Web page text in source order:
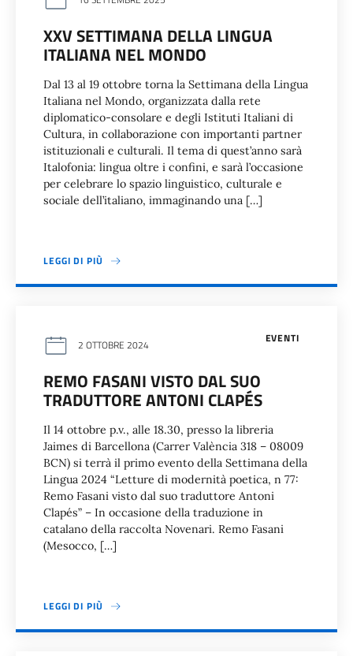
XXV SETTIMANA DELLA LINGUA
ITALIANA NEL MONDO
Dal 13 al 19 ottobre torna la Settimana della Lingua
Italiana nel Mondo, organizzata dalla rete
diplomatico-consolare e degli Istituti Italiani di
Cultura, in collaborazione con importanti partner
istituzionali e culturali. Il tema di quest’anno sarà
Italofonia: lingua oltre i confini, e sarà l’occasione
per celebrare lo spazio linguistico, culturale e
sociale dell’italiano, immaginando una […]
LEGGI DI PIÙ
EVENTI
2 OTTOBRE 2024
REMO FASANI VISTO DAL SUO
TRADUTTORE ANTONI CLAPÉS
Il 14 ottobre p.v., alle 18.30, presso la libreria
Jaimes di Barcellona (Carrer València 318 – 08009
BCN) si terrà il primo evento della Settimana della
Lingua 2024 “Letture di modernità poetica, n 77:
Remo Fasani visto dal suo traduttore Antoni
Clapés” – In occasione della traduzione in
catalano della raccolta Novenari. Remo Fasani
(Mesocco, […]
LEGGI DI PIÙ